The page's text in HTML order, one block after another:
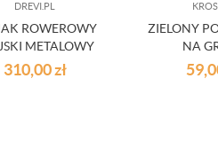
DREVI.PL
ROWEROWY
METALOWY
310,00zł
ZIELONY
NA